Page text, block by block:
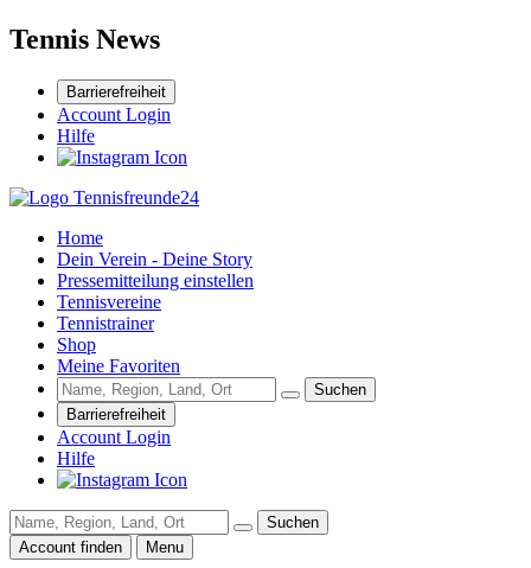
Tennis News
Barrierefreiheit
Account Login
Hilfe
Home
Dein Verein - Deine Story
Pressemitteilung einstellen
Tennisvereine
Tennistrainer
Shop
Meine Favoriten
Suchen
Barrierefreiheit
Account Login
Hilfe
Suchen
Account finden
Menu